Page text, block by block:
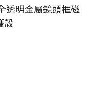
透明金屬鏡頭框磁
殼